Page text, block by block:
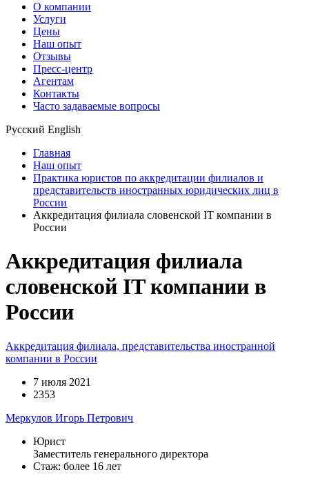
О компании
Услуги
Цены
Наш опыт
Отзывы
Пресс-центр
Агентам
Контакты
Часто задаваемые вопросы
Русский English
Главная
Наш опыт
Практика юристов по аккредитации филиалов и
представительств иностранных юридических лиц в
России
Аккредитация филиала словенской IT компании в
России
Аккредитация филиала
словенской IT компании в
России
Аккредитация филиала, представительства иностранной
компании в России
7 июля 2021
2353
Меркулов Игорь Петрович
Юрист
Заместитель генерального директора
Стаж: более 16 лет